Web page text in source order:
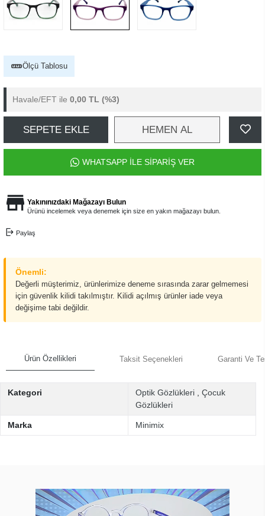
Ölçü Tablosu
Havale/EFT ile 0,00 TL (%3)
SEPETE EKLE HEMEN AL
WHATSAPP İLE SİPARİŞ VER
Yakınınızdaki Mağazayı Bulun
Ürünü incelemek veya denemek için size en yakın mağazayı bulun.
Paylaş
Önemli:
Değerli müşterimiz, ürünlerimize deneme sırasında zarar gelmemesi
için güvenlik kilidi takılmıştır. Kilidi açılmış ürünler iade veya
değişime tabi değildir.
Ürün Özellikleri Taksit Seçenekleri Garanti Ve
Kategori Optik Gözlükleri
Çocuk
Gözlükleri
Marka Minimix